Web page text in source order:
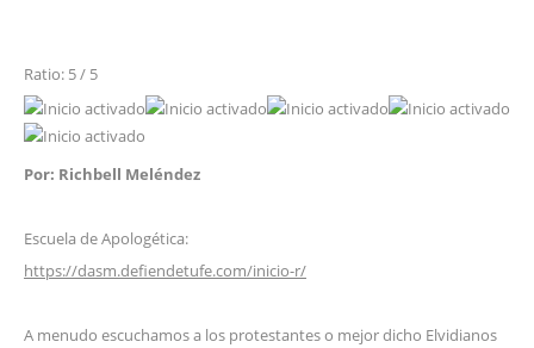
Ratio: 5 / 5
Por: Richbell Meléndez
Escuela de Apologética:
https://dasm.defiendetufe.com/inicio-r/
A menudo escuchamos a los protestantes o mejor dicho Elvidianos